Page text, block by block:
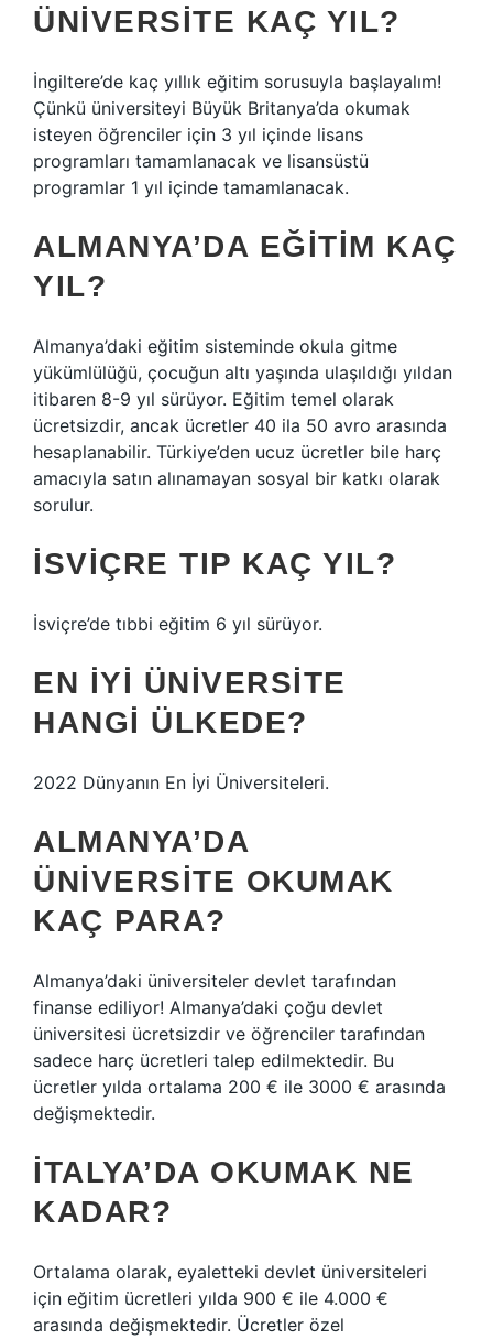
ÜNIVERSITE KAÇ YIL?
İngiltere’de kaç yıllık eğitim sorusuyla başlayalım!
Çünkü üniversiteyi Büyük Britanya’da okumak
isteyen öğrenciler için 3 yıl içinde lisans
programları tamamlanacak ve lisansüstü
programlar 1 yıl içinde tamamlanacak.
ALMANYA’DA EĞITIM KAÇ
YIL?
Almanya’daki eğitim sisteminde okula gitme
yükümlülüğü, çocuğun altı yaşında ulaşıldığı yıldan
itibaren 8-9 yıl sürüyor. Eğitim temel olarak
ücretsizdir, ancak ücretler 40 ila 50 avro arasında
hesaplanabilir. Türkiye’den ucuz ücretler bile harç
amacıyla satın alınamayan sosyal bir katkı olarak
sorulur.
İSVIÇRE TIP KAÇ YIL?
İsviçre’de tıbbi eğitim 6 yıl sürüyor.
EN IYI ÜNIVERSITE
HANGI ÜLKEDE?
2022 Dünyanın En İyi Üniversiteleri.
ALMANYA’DA
ÜNIVERSITE OKUMAK
KAÇ PARA?
Almanya’daki üniversiteler devlet tarafından
finanse ediliyor! Almanya’daki çoğu devlet
üniversitesi ücretsizdir ve öğrenciler tarafından
sadece harç ücretleri talep edilmektedir. Bu
ücretler yılda ortalama 200 € ile 3000 € arasında
değişmektedir.
İTALYA’DA OKUMAK NE
KADAR?
Ortalama olarak, eyaletteki devlet üniversiteleri
için eğitim ücretleri yılda 900 € ile 4.000 €
arasında değişmektedir. Ücretler özel